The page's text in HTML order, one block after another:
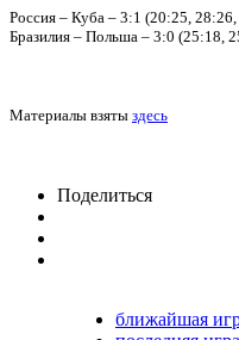
Россия – Куба – 3:1 (20:25,
Бразилия – Польша – 3:0 (25:18,
Материалы взяты здесь
Поделиться
ближайшая